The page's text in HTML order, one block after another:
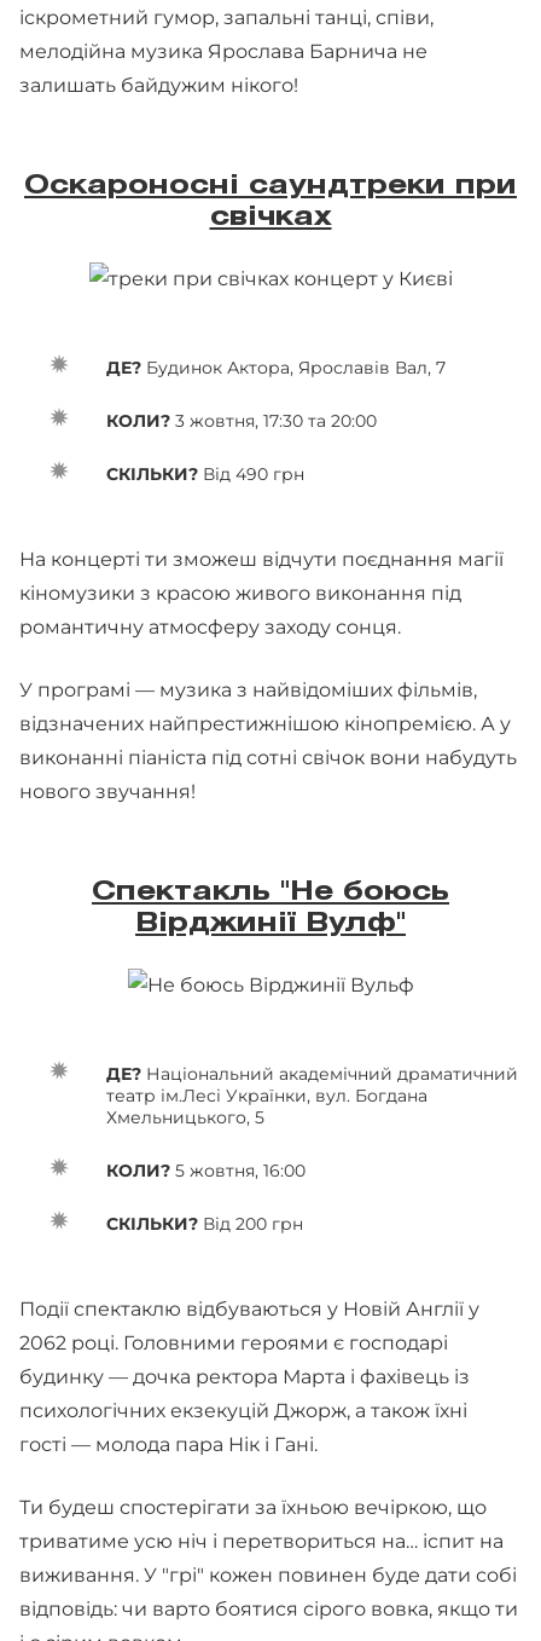
іскрометний гумор, запальні танці, співи,
мелодійна музика Ярослава Барнича не
залишать байдужим нікого!
Оскароносні саундтреки при
свічках
ДЕ? Будинок Актора, Ярославів Вал, 7
КОЛИ? 3 жовтня, 17:30 та 20:00
СКІЛЬКИ? Від 490 грн
На концерті ти зможеш відчути поєднання магії
кіномузики з красою живого виконання під
романтичну атмосферу заходу сонця.
У програмі — музика з найвідоміших фільмів,
відзначених найпрестижнішою кінопремією. А у
виконанні піаніста під сотні свічок вони набудуть
нового звучання!
Спектакль "Не боюсь
Вірджинії Вулф"
ДЕ? Національний академічний драматичний
театр ім.Лесі Українки, вул. Богдана
Хмельницького, 5
КОЛИ? 5 жовтня, 16:00
СКІЛЬКИ? Від 200 грн
Події спектаклю відбуваються у Новій Англії у
2062 році. Головними героями є господарі
будинку — дочка ректора Марта і фахівець із
психологічних екзекуцій Джорж, а також їхні
гості — молода пара Нік і Гані.
Ти будеш спостерігати за їхньою вечіркою, що
триватиме усю ніч і перетвориться на… іспит на
виживання. У "грі" кожен повинен буде дати собі
відповідь: чи варто боятися сірого вовка, якщо ти